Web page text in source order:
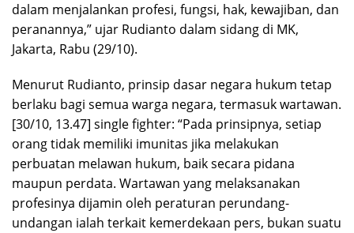
dalam menjalankan profesi, fungsi, hak, kewajiban, dan
peranannya,” ujar Rudianto dalam sidang di MK,
Jakarta, Rabu (29/10).
Menurut Rudianto, prinsip dasar negara hukum tetap
berlaku bagi semua warga negara, termasuk wartawan.
[30/10, 13.47] single fighter: “Pada prinsipnya, setiap
orang tidak memiliki imunitas jika melakukan
perbuatan melawan hukum, baik secara pidana
maupun perdata. Wartawan yang melaksanakan
profesinya dijamin oleh peraturan perundang-
undangan ialah terkait kemerdekaan pers, bukan suatu